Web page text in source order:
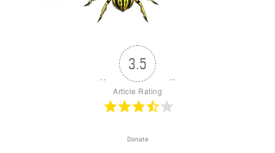
3.5
Article Rating
Donate